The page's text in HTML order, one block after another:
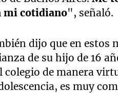
mi cotidiano", señaló.
dijo que en estos
de su hijo de 16
colegio de manera
es muy